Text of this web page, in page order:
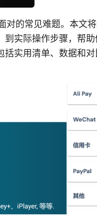
对的常见难题。本文
到实际操作步骤，帮
实用清单、数据和对